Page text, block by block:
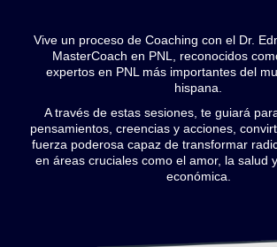
Vive un proceso de Coaching con el Dr.
MasterCoach en PNL, reconocidos
expertos en PNL más importantes del
hispana.
A través de estas sesiones, te guiará
pensamientos, creencias y acciones,
fuerza poderosa capaz de transformar
en áreas cruciales como el amor, la salud
económica.